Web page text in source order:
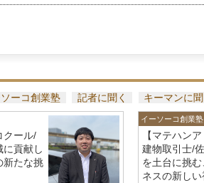
ーコ創業塾 記者に聞く キーマンに
クール/
貢献し
たな挑
イーソーコ創業塾
【マテハン
建物取引士/
を土台に挑
ネスの新し